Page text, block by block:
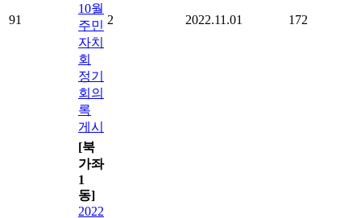
91
10월
주민
자치
회
정기
회의
록
게시
2 2022.11.01 172
[북
가좌
1
동]
2022